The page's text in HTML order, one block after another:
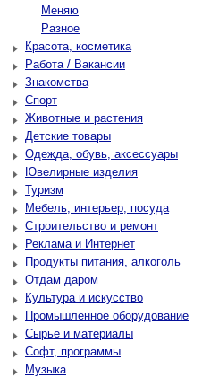
Меняю
Разное
Красота, косметика
Работа / Вакансии
Знакомства
Спорт
Животные и растения
Детские товары
Одежда, обувь, аксессуары
Ювелирные изделия
Туризм
Мебель, интерьер, посуда
Строительство и ремонт
Реклама и Интернет
Продукты питания, алкоголь
Отдам даром
Культура и искусство
Промышленное оборудование
Сырье и материалы
Софт, программы
Музыка